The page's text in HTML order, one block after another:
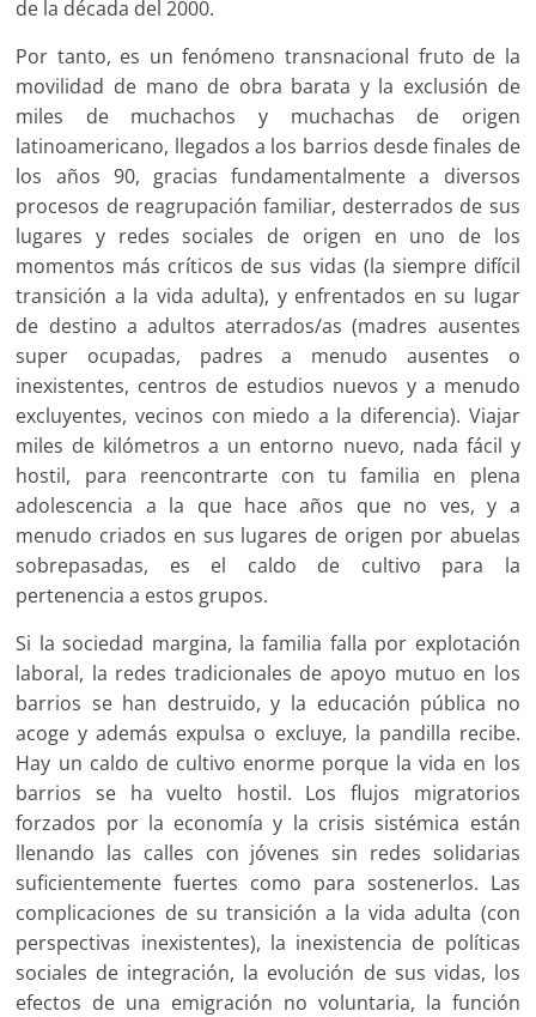
de la década del 2000.
Por tanto, es un fenómeno transnacional fruto de la
movilidad de mano de obra barata y la exclusión de
miles de muchachos y muchachas de origen
latinoamericano, llegados a los barrios desde finales de
los años 90, gracias fundamentalmente a diversos
procesos de reagrupación familiar, desterrados de sus
lugares y redes sociales de origen en uno de los
momentos más críticos de sus vidas (la siempre difícil
transición a la vida adulta), y enfrentados en su lugar
de destino a adultos aterrados/as (madres ausentes
super ocupadas, padres a menudo ausentes o
inexistentes, centros de estudios nuevos y a menudo
excluyentes, vecinos con miedo a la diferencia). Viajar
miles de kilómetros a un entorno nuevo, nada fácil y
hostil, para reencontrarte con tu familia en plena
adolescencia a la que hace años que no ves, y a
menudo criados en sus lugares de origen por abuelas
sobrepasadas, es el caldo de cultivo para la
pertenencia a estos grupos.
Si la sociedad margina, la familia falla por explotación
laboral, la redes tradicionales de apoyo mutuo en los
barrios se han destruido, y la educación pública no
acoge y además expulsa o excluye, la pandilla recibe.
Hay un caldo de cultivo enorme porque la vida en los
barrios se ha vuelto hostil. Los flujos migratorios
forzados por la economía y la crisis sistémica están
llenando las calles con jóvenes sin redes solidarias
suficientemente fuertes como para sostenerlos. Las
complicaciones de su transición a la vida adulta (con
perspectivas inexistentes), la inexistencia de políticas
sociales de integración, la evolución de sus vidas, los
efectos de una emigración no voluntaria, la función